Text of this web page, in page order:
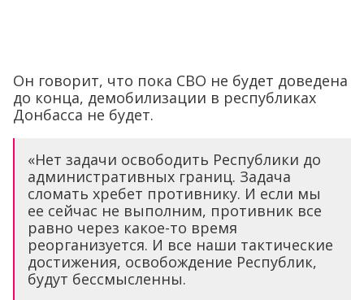
Он говорит, что пока СВО не будет доведена
до конца, демобилизации в республиках
Донбасса не будет.
«Нет задачи освободить Республики до
административных границ. Задача
сломать хребет противнику. И если мы
ее сейчас не выполним, противник все
равно через какое-то время
реорганизуется. И все наши тактические
достижения, освобождение Республик,
будут бессмысленны.